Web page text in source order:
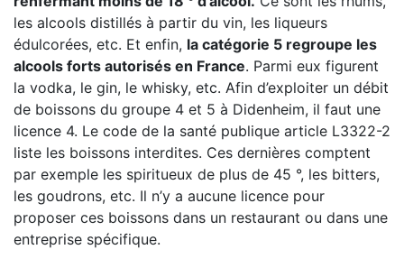
les alcools distillés à partir du vin, les liqueurs
édulcorées, etc. Et enfin, la catégorie 5 regroupe les
alcools forts autorisés en France. Parmi eux figurent
la vodka, le gin, le whisky, etc. Afin d’exploiter un débit
de boissons du groupe 4 et 5 à Didenheim, il faut une
licence 4. Le code de la santé publique article L3322-2
liste les boissons interdites. Ces dernières comptent
par exemple les spiritueux de plus de 45 °, les bitters,
les goudrons, etc. Il n’y a aucune licence pour
proposer ces boissons dans un restaurant ou dans une
entreprise spécifique.